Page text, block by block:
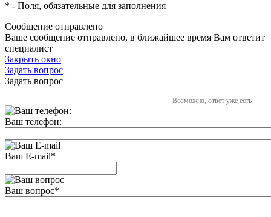
* - Поля, обязательные для заполнения
Сообщение отправлено
Ваше сообщение отправлено, в ближайшее время Вам ответит
специалист
Закрыть окно
Задать вопрос
Задать вопрос
Возможно, ответ уже есть
Ваш телефон:
Ваш E-mail*
Ваш вопрос*